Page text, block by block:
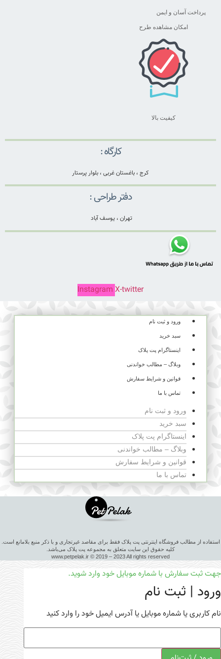
پرداخت آسان و ایمن
امکان مشاهده طرح
کیفیت بالا
کارگاه :
کرج ، باغستان غربی ، بلوار پرستار
دفتر طراحی :
تهران ، یوسف آباد
Instagram X-twitter
ورود و ثبت نام
سبد خرید
اینستاگرام پت پلاک
وبلاگ – مطالب خواندنی
قوانین و شرایط سفارش
تماس با ما
ورود و ثبت نام
سبد خرید
اینستاگرام پت پلاک
وبلاگ – مطالب خواندنی
قوانین و شرایط سفارش
تماس با ما
استفاده از مطالب فروشگاه اینترنتی پت پلاک فقط برای مقاصد غیرتجاری و با ذکر منبع بلامانع است.
کلیه حقوق این سایت متعلق به مجموعه پت پلاک می‌باشد.
www.petpelak.ir © 2019 – 2023 All rights reserved
جهت ثبت سفارش با شماره موبایل خود وارد شوید.
ورود | ثبت نام
نام کاربری یا شماره موبایل یا آدرس ایمیل خود را وارد کنید